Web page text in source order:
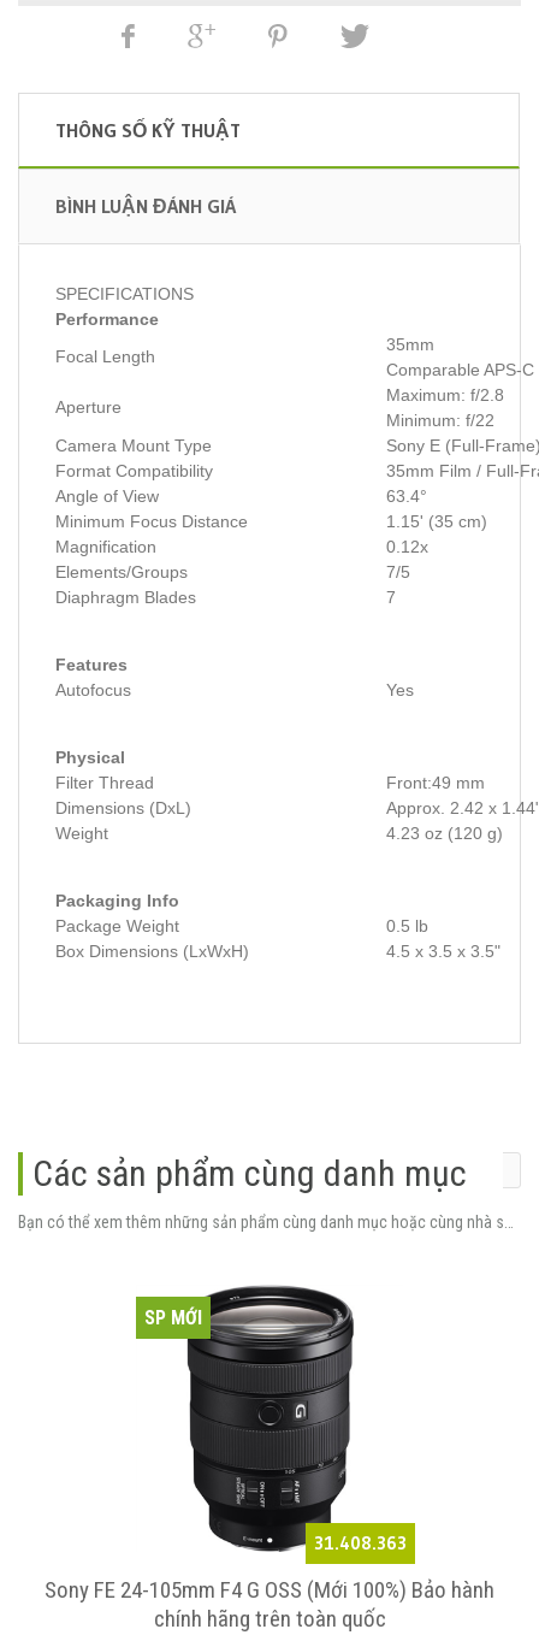
THÔNG SỐ KỸ THUẬT
BÌNH LUẬN ĐÁNH GIÁ
SPECIFICATIONS
Performance
Focal Length
35mm
Comparable APS-
Aperture
Maximum: f/2.8
Minimum: f/22
Camera Mount Type
Sony E (Full-
Format Compatibility
35mm Film / Full-
Angle of View
63.4°
Minimum Focus Distance
1.15' (35 cm)
Magnification
0.12x
Elements/Groups
7/5
Diaphragm Blades
7
Features
Autofocus
Yes
Physical
Filter Thread
Front:49 mm
Dimensions (DxL)
Approx. 2.42 x
Weight
4.23 oz (120 g)
Packaging Info
Package Weight
0.5 lb
Box Dimensions (LxWxH)
4.5 x 3.5 x 3.5"
Các sản phẩm cùng danh mục
31.408.363
SP MỚI
Sony FE 24-105mm F4 G OSS (Mới 100%) Bảo hành
chính hãng trên toàn quốc